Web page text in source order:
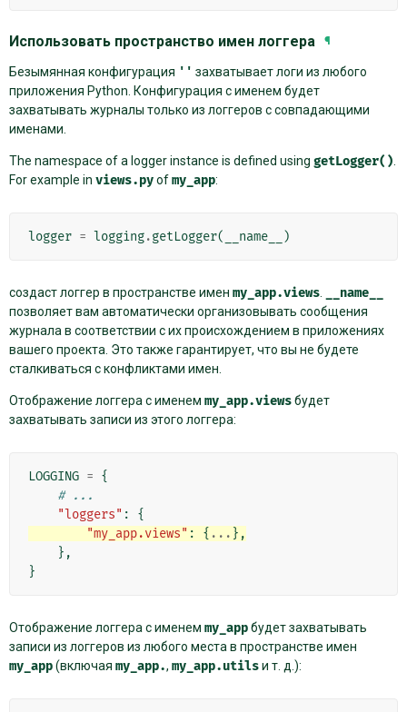
Использовать пространство имен логгера ¶
Безымянная конфигурация '' захватывает логи из любого
приложения Python. Конфигурация с именем будет
захватывать журналы только из логгеров с совпадающими
именами.
The namespace of a logger instance is defined using getLogger()
For example in views.pyofmy_app:
logger = logging.getLogger( __name__ )
создаст логгер в пространстве имен my_app.views __name__
позволяет вам автоматически организовывать сообщения
журнала в соответствии с их происхождением в приложениях
вашего проекта. Это также гарантирует, что вы не будете
сталкиваться с конфликтами имен.
Отображение логгера с именем my_app.viewsбудет
захватывать записи из этого логгера:
LOGGING = {
# ...
"loggers" :
{
"my_app.views" : { ... },
},
}
Отображение логгера с именем my_appбудет захватывать
записи из логгеров из любого места в пространстве имен
my_app(включая my_app., my_app.utilsи т. д.):